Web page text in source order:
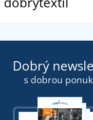
Dobrý
s dobrou